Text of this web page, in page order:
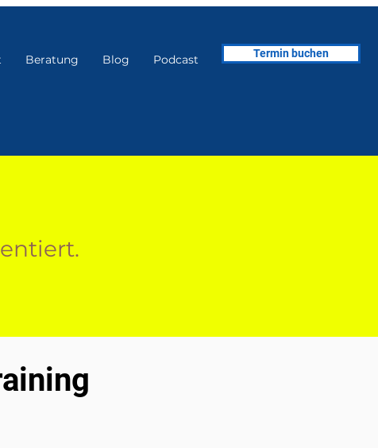
Beratung Blog Podcast Termin buchen